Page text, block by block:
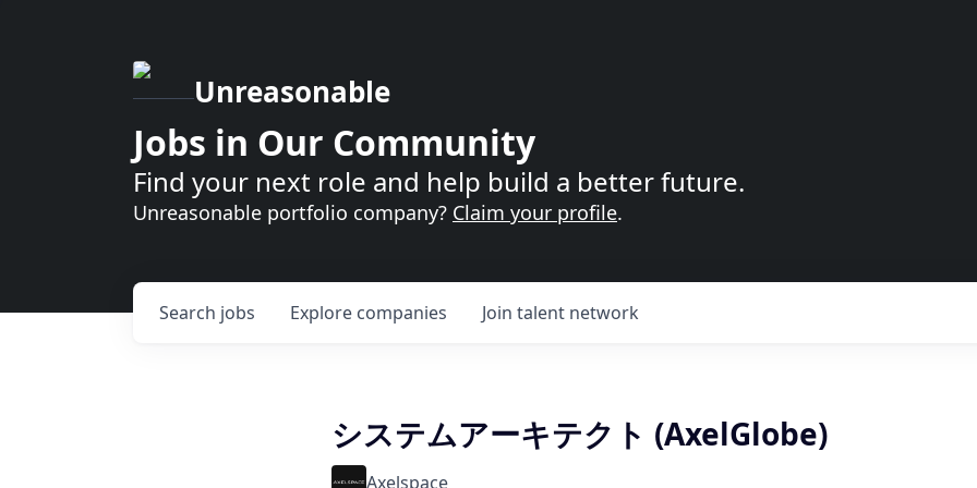
Unreasonable
Jobs in Our Community
Find your next role and help build a better future.
Unreasonable portfolio company? Claim your profile.
Search jobs Explore companies Join talent network
システムアーキテクト (AxelGlobe)
Axelspace